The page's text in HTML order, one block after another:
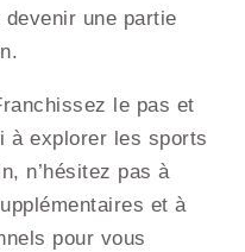
une partie
le pas et
à explorer les sports
n’hésitez pas à
et à
pour vous